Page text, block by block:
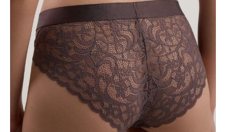
106/XL
+
DODAJ DO KOSZYKA
Jak złożyć zamówienie
POWIADOM MNIE O DOSTĘPNOŚCI